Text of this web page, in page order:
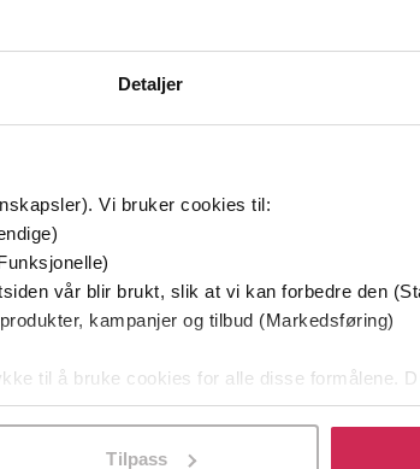
Detaljer
Vi bruker cookies til:
vår blir brukt, slik at vi kan forbedre den
kampanjer og tilbud (Markedsføring)
til å bruke cookies for alle disse formålene.
«Tilpass». Du kan når som helst trekke
Tilpass
Premium